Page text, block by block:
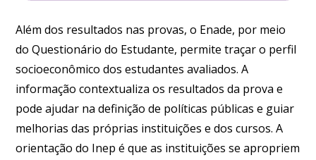
Além dos resultados nas provas, o Enade, por meio
do Questionário do Estudante, permite traçar o perfil
socioeconômico dos estudantes avaliados. A
informação contextualiza os resultados da prova e
pode ajudar na definição de políticas públicas e guiar
melhorias das próprias instituições e dos cursos. A
orientação do Inep é que as instituições se apropriem